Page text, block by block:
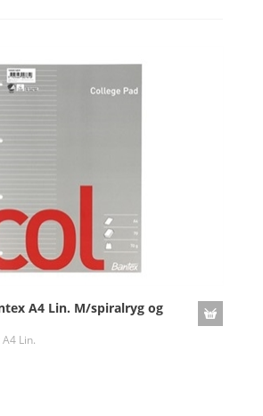
A4 Lin. M/spiralryg og
Lin.